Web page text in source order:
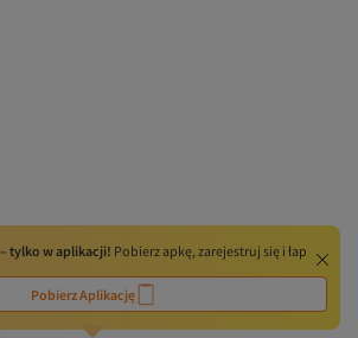
tylko w aplikacji! Pobierz apkę, zarejestruj się i łap
Pobierz Aplikację